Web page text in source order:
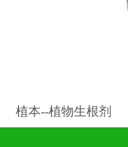
植本--植物生根剂